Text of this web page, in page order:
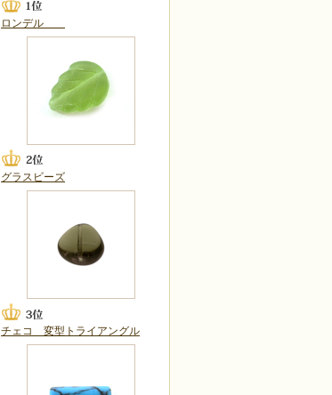
ロンデル
グラスビーズ
チェコ 変型トライアングル